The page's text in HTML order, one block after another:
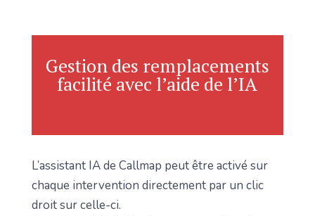
Gestion des remplacements
facilité avec l’aide de l’IA
L’assistant IA de Callmap peut être activé sur
chaque intervention directement par un clic
droit sur celle-ci.